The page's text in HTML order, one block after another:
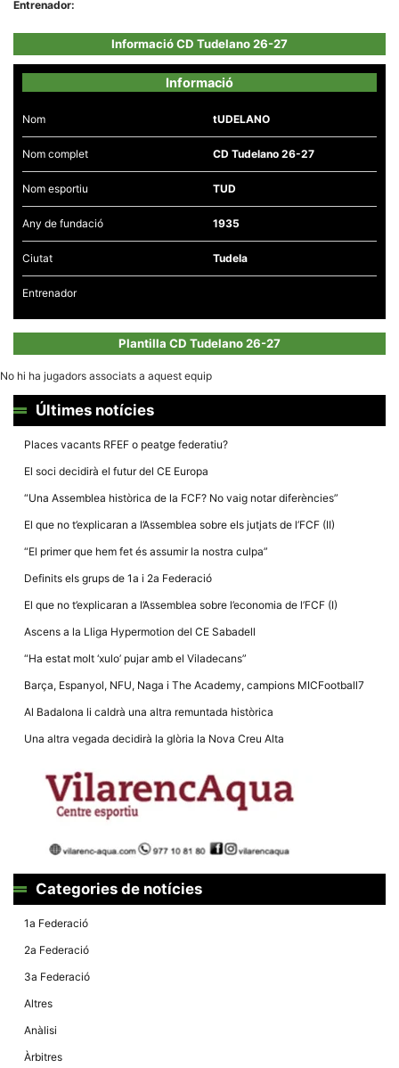
Entrenador:
Informació CD Tudelano 26-27
Informació
Nom tUDELANO
Nom complet CD Tudelano 26-27
Nom esportiu TUD
Any de fundació 1935
Ciutat Tudela
Entrenador
Plantilla CD Tudelano 26-27
No hi ha jugadors associats a aquest equip
Últimes notícies
Places vacants RFEF o peatge federatiu?
El soci decidirà el futur del CE Europa
“Una Assemblea històrica de la FCF? No vaig notar diferències”
El que no t’explicaran a l’Assemblea sobre els jutjats de l’FCF (II)
“El primer que hem fet és assumir la nostra culpa”
Definits els grups de 1a i 2a Federació
El que no t’explicaran a l’Assemblea sobre l’economia de l’FCF (I)
Ascens a la Lliga Hypermotion del CE Sabadell
“Ha estat molt ‘xulo’ pujar amb el Viladecans”
Barça, Espanyol, NFU, Naga i The Academy, campions MICFootball7
Al Badalona li caldrà una altra remuntada històrica
Una altra vegada decidirà la glòria la Nova Creu Alta
Categories de notícies
1a Federació
2a Federació
3a Federació
Altres
Anàlisi
Àrbitres
Aquestes
cookies no
són
opcionals,
són
necessàries
tècnic de la
web.
estadístiques
de manera
d'usuari
components
nostre lloc web
permeten que el
bé com sigui
rebutja
cookies
funcionalitats
del lloc web.
Màrqueting
En compartir
interessos i
comportament
web